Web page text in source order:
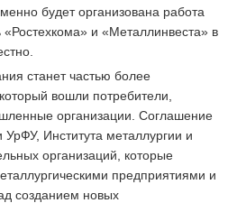
будет организована работа
«Ростехкома» и «Металлинвеста» в
станет частью более
вошли потребители,
организации. Соглашение
УрФУ, Института металлургии и
организаций, которые
предприятиями и
созданием новых